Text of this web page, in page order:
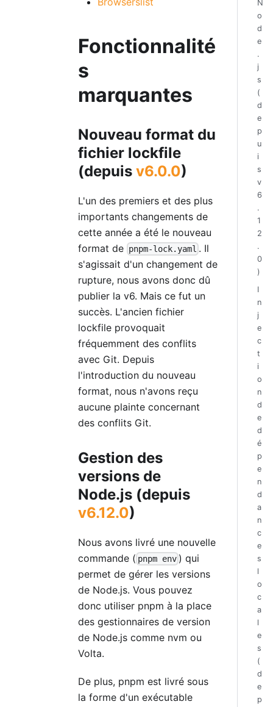
Fonctionnalité
s
marquantes
Nouveau format du
fichier lockfile
(depuis v6.0.0)
L'un des premiers et des plus
importants changements de
cette année a été le nouveau
format de pnpm-lock.yaml . Il
s'agissait d'un changement de
rupture, nous avons donc dû
publier la v6. Mais ce fut un
succès. L'ancien fichier
lockfile provoquait
fréquemment des conflits
avec Git. Depuis
l'introduction du nouveau
format, nous n'avons reçu
aucune plainte concernant
des conflits Git.
Gestion des
versions de
Node.js (depuis
v6.12.0)
Nous avons livré une nouvelle
commande ( pnpm env ) qui
permet de gérer les versions
de Node.js. Vous pouvez
donc utiliser pnpm à la place
des gestionnaires de version
de Node.js comme nvm ou
Volta.
De plus, pnpm est livré sous
la forme d'un exécutable
N
o
d
e
.
j
s
(
d
e
p
u
i
s
v
6
.
1
2
.
0
)
I
n
j
e
c
t
i
o
n
d
e
d
é
p
e
n
d
a
n
c
e
s
l
o
c
a
l
e
s
(
d
e
p